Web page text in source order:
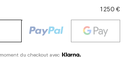
1 250 €
du checkout avec